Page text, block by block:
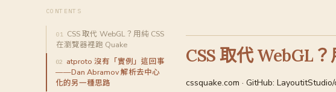
CONTENTS
CSS 取代 WebGL？用純 CSS
在瀏覽器裡跑 Quake
atproto 沒有「實例」這回事
——Dan Abramov 解析去中心
化的另一種思路
CSS 取代 WebGL
cssquake.com · GitHub: